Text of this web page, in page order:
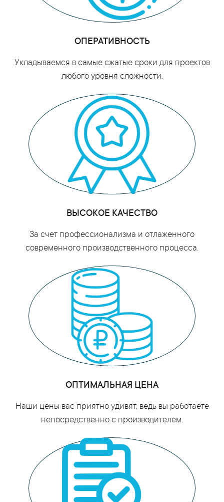
ОПЕРАТИВНОСТЬ
Укладываемся в самые сжатые сроки для проектов
любого уровня сложности.
ВЫСОКОЕ КАЧЕСТВО
За счет профессионализма и отлаженного
современного производственного процесса.
ОПТИМАЛЬНАЯ ЦЕНА
Наши цены вас приятно удивят, ведь вы работаете
непосредственно с производителем.